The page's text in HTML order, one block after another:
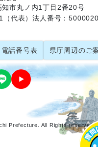
知市丸ノ内1丁目2番20号
（代表）法人番号：
電話番号表 県庁周辺のご
Prefecture. All Rights reserved.